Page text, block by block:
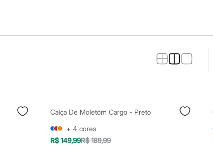
Calça De Moletom Cargo - Preto
+ 4 cores
R$ 149,99R$ 189,99